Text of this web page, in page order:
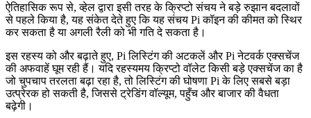
ऐतिहासिक रूप से, व्हेल द्वारा इसी तरह के क्रिप्टो संचय ने बड़े रुझान बदलावों
से पहले किया है, यह संकेत देते हुए कि यह संचय Pi कॉइन की कीमत को स्थिर
कर सकता है या अगली रैली को भी गति दे सकता है।
इस रहस्य को और बढ़ाते हुए, Pi लिस्टिंग की अटकलें और Pi नेटवर्क एक्सचेंज
की अफवाहें घूम रही हैं। यदि रहस्यमय क्रिप्टो वॉलेट किसी बड़े एक्सचेंज का है
जो चुपचाप तरलता बढ़ा रहा है, तो लिस्टिंग की घोषणा Pi के लिए सबसे बड़ा
उत्प्रेरक हो सकती है, जिससे ट्रेडिंग वॉल्यूम, पहुँच और बाजार की वैधता
बढ़ेगी।